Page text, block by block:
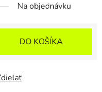
Na objednávku
DO KOŠÍKA